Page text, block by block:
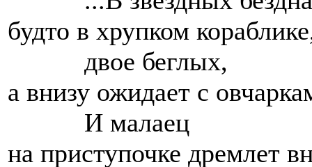
будто в хрупком
двое беглых,
а внизу ожидает с
И малаец
на приступочке дремлет